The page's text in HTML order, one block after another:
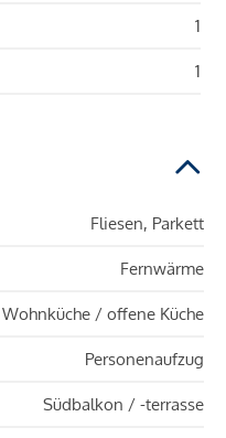
1
1
Fliesen, Parkett
Fernwärme
Wohnküche / offene Küche
Personenaufzug
Südbalkon / -terrasse